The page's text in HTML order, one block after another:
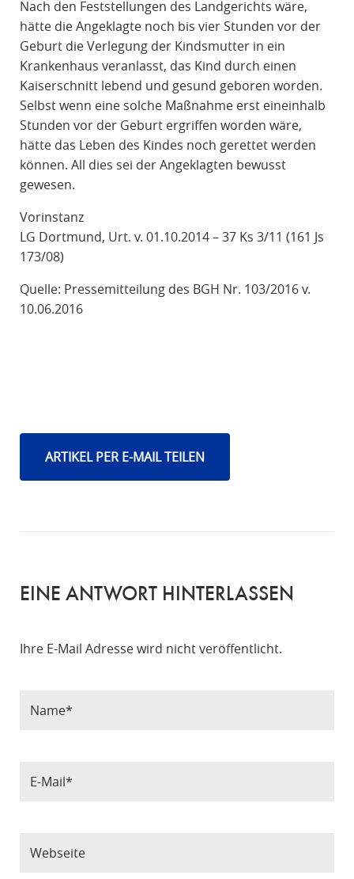
Nach den Feststellungen des Landgerichts wäre,
hätte die Angeklagte noch bis vier Stunden vor der
Geburt die Verlegung der Kindsmutter in ein
Krankenhaus veranlasst, das Kind durch einen
Kaiserschnitt lebend und gesund geboren worden.
Selbst wenn eine solche Maßnahme erst eineinhalb
Stunden vor der Geburt ergriffen worden wäre,
hätte das Leben des Kindes noch gerettet werden
können. All dies sei der Angeklagten bewusst
gewesen.
Vorinstanz
LG Dortmund, Urt. v. 01.10.2014 – 37 Ks 3/11 (161 Js
173/08)
Quelle: Pressemitteilung des BGH Nr. 103/2016 v.
10.06.2016
ARTIKEL PER E-MAIL TEILEN
EINE ANTWORT HINTERLASSEN
Ihre E-Mail Adresse wird nicht veröffentlicht.